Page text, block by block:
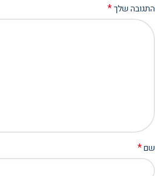
התגובה שלך*
שם*